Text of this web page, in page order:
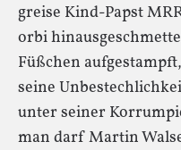
greise Kind-Papst
orbi
Füßchen
seine
unter seiner
man darf Martin